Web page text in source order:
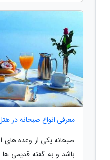
معرفی انواع صبحانه در
صبحانه یکی از وعده های
باشد و به گفته قدیمی ها